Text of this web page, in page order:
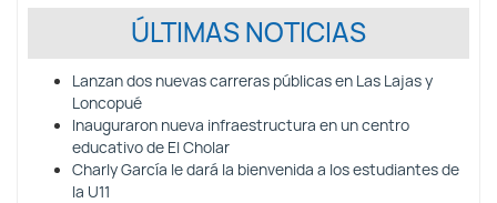
ÚLTIMAS NOTICIAS
Lanzan dos nuevas carreras públicas en Las Lajas y
Loncopué
Inauguraron nueva infraestructura en un centro
educativo de El Cholar
Charly García le dará la bienvenida a los estudiantes de
la U11